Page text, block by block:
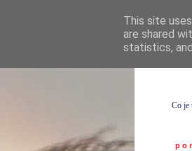
Co je
This site
are shared
statistics,